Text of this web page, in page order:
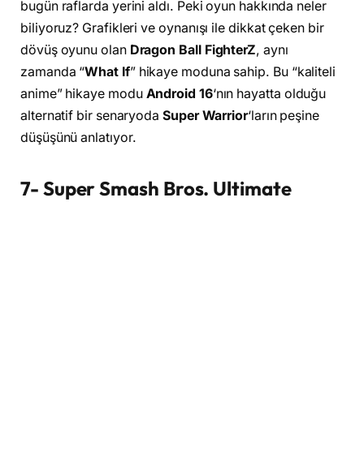
bugün raflarda yerini aldı. Peki oyun hakkında neler
biliyoruz? Grafikleri ve oynanışı ile dikkat çeken bir
dövüş oyunu olan Dragon Ball FighterZ, aynı
zamanda “What If” hikaye moduna sahip. Bu “kaliteli
anime” hikaye modu Android 16‘nın hayatta olduğu
alternatif bir senaryoda Super Warrior‘ların peşine
düşüşünü anlatıyor.
7- Super Smash Bros. Ultimate